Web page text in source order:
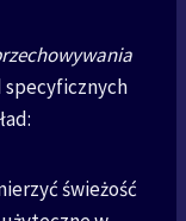
specyficznych
świeżość